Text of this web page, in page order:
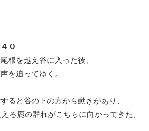
０
根を越え谷に入った後、
を追ってゆく。
ると谷の下の方から動きがあり、
る鹿の群れがこちらに向かってきた。